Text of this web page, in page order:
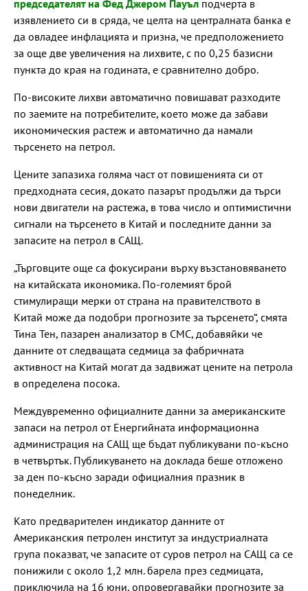
председателят на Фед Джером Пауъл подчерта в
изявлението си в сряда, че целта на централната банка е
да овладее инфлацията и призна, че предположението
за още две увеличения на лихвите, с по 0,25 базисни
пункта до края на годината, е сравнително добро.
По-високите лихви автоматично повишават разходите
по заемите на потребителите, което може да забави
икономическия растеж и автоматично да намали
търсенето на петрол.
Цените запазиха голяма част от повишенията си от
предходната сесия, докато пазарът продължи да търси
нови двигатели на растежа, в това число и оптимистични
сигнали на търсенето в Китай и последните данни за
запасите на петрол в САЩ.
„Търговците още са фокусирани върху възстановяването
на китайската икономика. По-големият брой
стимулиращи мерки от страна на правителството в
Китай може да подобри прогнозите за търсенето“, смята
Тина Тен, пазарен анализатор в CMC, добавяйки че
данните от следващата седмица за фабричната
активност на Китай могат да задвижат цените на петрола
в определена посока.
Междувременно официалните данни за американските
запаси на петрол от Енергийната информационна
администрация на САЩ ще бъдат публикувани по-късно
в четвъртък. Публикуването на доклада беше отложено
за ден по-късно заради официалния празник в
понеделник.
Като предварителен индикатор данните от
Американския петролен институт за индустриалната
група показват, че запасите от суров петрол на САЩ са се
понижили с около 1,2 млн. барела през седмицата,
приключила на 16 юни, опровергавайки прогнозите за